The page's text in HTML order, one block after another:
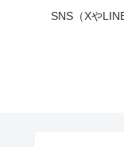
SNS（Xや